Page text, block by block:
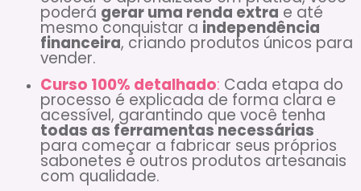
poderá gerar uma renda extra e até
mesmo conquistar a independência
financeira, criando produtos únicos para
vender.
Curso 100% detalhado: Cada etapa do
processo é explicada de forma clara e
acessível, garantindo que você tenha
todas as ferramentas necessárias
para começar a fabricar seus próprios
sabonetes e outros produtos artesanais
com qualidade.